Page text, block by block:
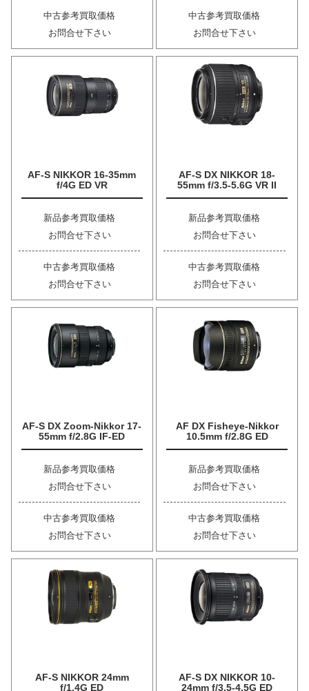
中古参考買取価格
お問合せ下さい
中古参考買取価格
お問合せ下さい
AF-S NIKKOR 16-35mm
f/4G ED VR
新品参考買取価格
お問合せ下さい
中古参考買取価格
お問合せ下さい
AF-S DX NIKKOR 18-
55mm f/3.5-5.6G VR II
新品参考買取価格
お問合せ下さい
中古参考買取価格
お問合せ下さい
AF-S DX Zoom-Nikkor 17-
55mm f/2.8G IF-ED
新品参考買取価格
お問合せ下さい
中古参考買取価格
お問合せ下さい
AF DX Fisheye-Nikkor
10.5mm f/2.8G ED
新品参考買取価格
お問合せ下さい
中古参考買取価格
お問合せ下さい
AF-S NIKKOR 24mm
f/1.4G ED
AF-S DX NIKKOR 10-
24mm f/3.5-4.5G ED